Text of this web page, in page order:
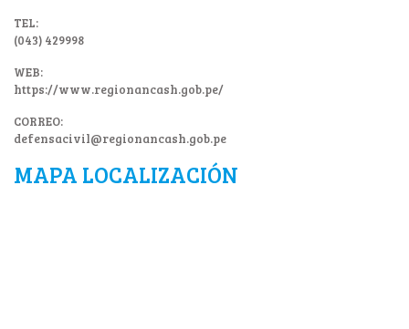
TEL:
(043) 429998
WEB:
https://www.regionancash.gob.pe/
CORREO:
defensacivil@regionancash.gob.pe
MAPA LOCALIZACIÓN